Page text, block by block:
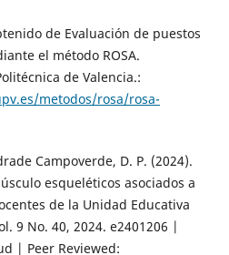
de Evaluación de puestos
el método ROSA.
de Valencia.:
metodos/rosa/rosa-
Campoverde, D. P. (2024).
esqueléticos asociados a
de la Unidad Educativa
9 No. 40, 2024. e2401206 |
| Peer Reviewed: